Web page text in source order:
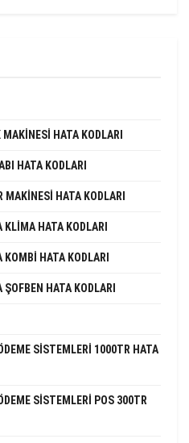
HATA KODLARI
HATA KODLARI
MAKINESI HATA KODLARI
HATA KODLARI
HATA KODLARI
HATA KODLARI
SISTEMLERI 1000TR HATA
SISTEMLERI POS 300TR